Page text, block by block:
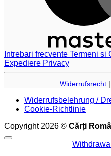
Intrebari frecvente Termeni si
Expediere Privacy
Widerrufsrecht|
Widerrufsbelehrung /
Cookie-Richtlinie
Copyright 2026 © Cărți